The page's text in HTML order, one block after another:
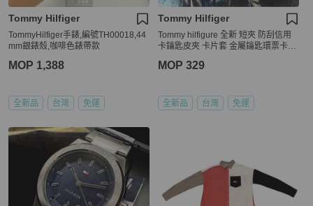
Tommy Hilfiger
TommyHilfiger手錶,編號TH00018,44
mm銀錶殼,咖啡色錶帶款
MOP 1,388
全新品 台灣 免運
Tommy Hilfiger
Tommy hilfigure 全新 短夾 防刮信用
卡鑰匙皮夾 卡片套 金屬鑰匙環票卡包
MOP 329
全新品 台灣 免運